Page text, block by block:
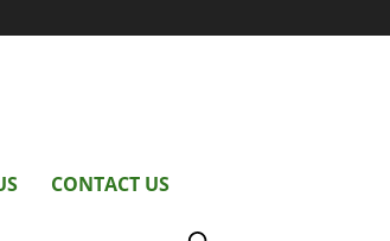
CONTACT US